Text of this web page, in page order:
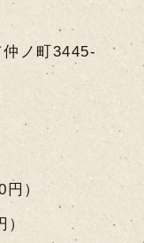
ノ町3445-
）